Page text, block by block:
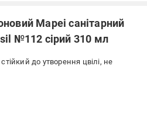
Mapei санітарний
№112 сірий 310 мл
до утворення цвілі, не